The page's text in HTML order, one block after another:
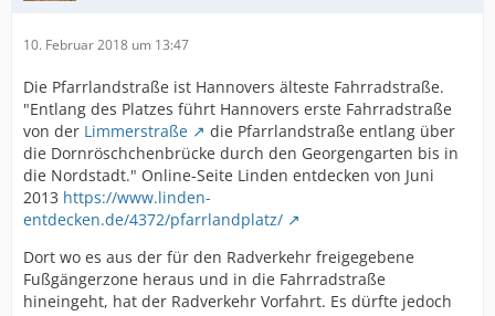
10. Februar 2018 um 13:47
Die Pfarrlandstraße ist Hannovers älteste Fahrradstraße.
"Entlang des Platzes führt Hannovers erste Fahrradstraße
von der Limmerstraße
die Pfarrlandstraße entlang über
die Dornröschchenbrücke durch den Georgengarten bis in
die Nordstadt." Online-Seite Linden entdecken von Juni
2013 https://www.linden-
entdecken.de/4372/pfarrlandplatz/
Dort wo es aus der für den Radverkehr freigegebene
Fußgängerzone heraus und in die Fahrradstraße
hineingeht, hat der Radverkehr Vorfahrt. Es dürfte jedoch